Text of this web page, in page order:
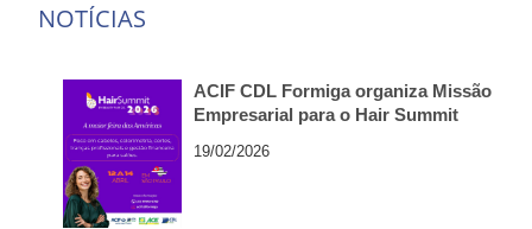
NOTÍCIAS
ACIF CDL Formiga organiza Missão
Empresarial para o Hair Summit
19/02/2026